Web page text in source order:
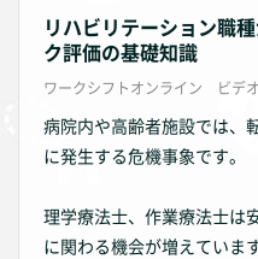
リハビリテーション職
ク評価の基礎知識
ワークシフトオンライン ビデ
病院内や高齢者施設では、
に発生する危機事象です。
理学療法士、作業療法士は
に関わる機会が増えています